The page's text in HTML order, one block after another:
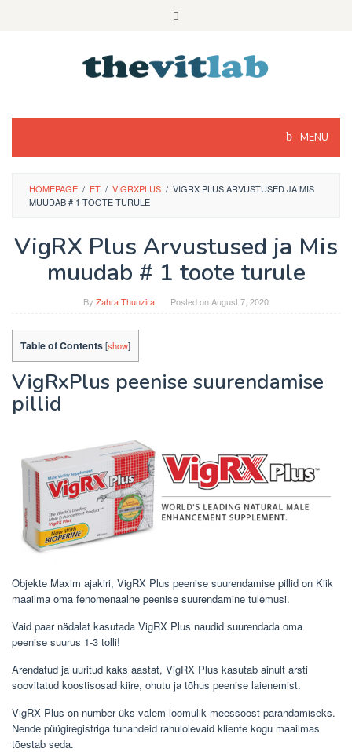
MENU
HOMEPAGE / ET / VIGRXPLUS / VIGRX PLUS ARVUSTUSED JA MIS
MUUDAB # 1 TOOTE TURULE
VigRX Plus Arvustused ja Mis
muudab # 1 toote turule
By Zahra Thunzira Posted onAugust 7, 2020
Table of Contents[show]
VigRxPlus peenise suurendamise
pillid
Objekte Maxim ajakiri, VigRX Plus peenise suurendamise pillid on Kiik
maailma oma fenomenaalne peenise suurendamine tulemusi.
Vaid paar nädalat kasutada VigRX Plus naudid suurendada oma
peenise suurus 1-3 tolli!
Arendatud ja uuritud kaks aastat, VigRX Plus kasutab ainult arsti
soovitatud koostisosad kiire, ohutu ja tõhus peenise laienemist.
VigRX Plus on number üks valem loomulik meessoost parandamiseks.
Nende püügiregistriga tuhandeid rahulolevaid kliente kogu maailmas
tõestab seda.